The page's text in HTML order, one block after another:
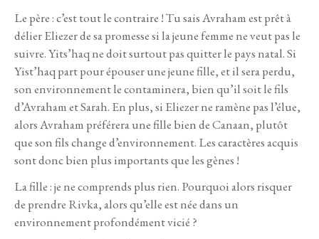
Le père : c’est tout le contraire ! Tu sais Avraham est prêt à
délier Eliezer de sa promesse si la jeune femme ne veut pas le
suivre. Yits’haq ne doit surtout pas quitter le pays natal. Si
Yist’haq part pour épouser une jeune fille, et il sera perdu,
son environnement le contaminera, bien qu’il soit le fils
d’Avraham et Sarah. En plus, si Eliezer ne ramène pas l’élue,
alors Avraham préférera une fille bien de Canaan, plutôt
que son fils change d’environnement. Les caractères acquis
sont donc bien plus importants que les gènes !
La fille : je ne comprends plus rien. Pourquoi alors risquer
de prendre Rivka, alors qu’elle est née dans un
environnement profondément vicié ?